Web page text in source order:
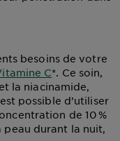
besoins de votre
C*. Ce soin,
la niacinamide,
possible d’utiliser
de 10 %
durant la nuit,